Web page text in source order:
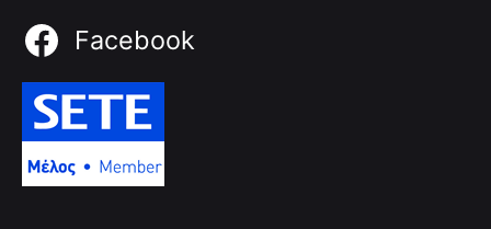
Facebook